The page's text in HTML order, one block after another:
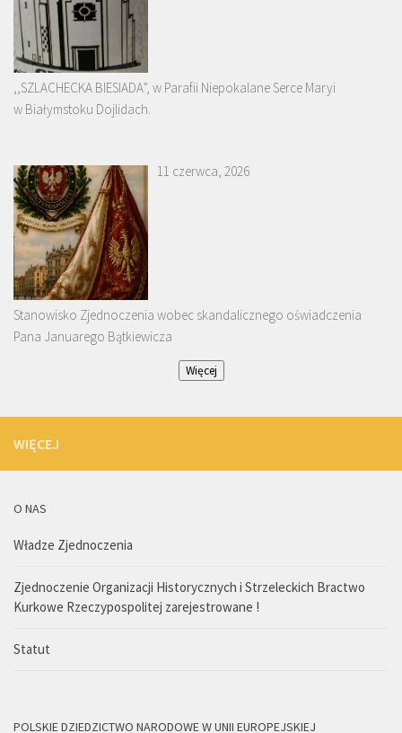
,,SZLACHECKA BIESIADA”, w Parafii Niepokalane Serce Maryi
w Białymstoku Dojlidach.
11 czerwca, 2026
Stanowisko Zjednoczenia wobec skandalicznego oświadczenia
Pana Januarego Bątkiewicza
Więcej
WIĘCEJ
O NAS
Władze Zjednoczenia
Zjednoczenie Organizacji Historycznych i Strzeleckich Bractwo
Kurkowe Rzeczypospolitej zarejestrowane !
Statut
POLSKIE DZIEDZICTWO NARODOWE W UNII EUROPEJSKIEJ